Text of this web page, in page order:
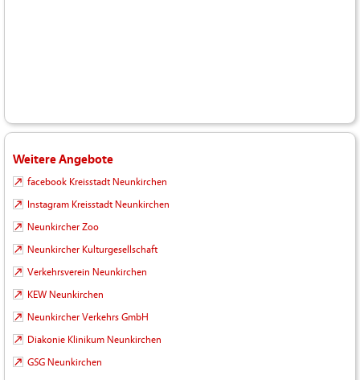
Weitere Angebote
facebook Kreisstadt Neunkirchen
Instagram Kreisstadt Neunkirchen
Neunkircher Zoo
Neunkircher Kulturgesellschaft
Verkehrsverein Neunkirchen
KEW Neunkirchen
Neunkircher Verkehrs GmbH
Diakonie Klinikum Neunkirchen
GSG Neunkirchen